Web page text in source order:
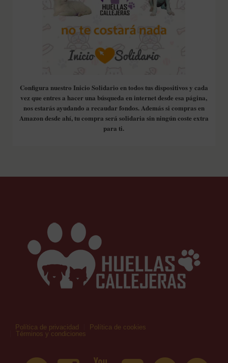
Configura nuestro Inicio Solidario en todos tus dispositivos y cada
vez que entres a hacer una búsqueda en internet desde esa página,
nos estarás ayudando a recaudar fondos. Además si compras en
Amazon desde ahí, tu compra será solidaria sin ningún coste extra
para ti.
Política de privacidad
Política de cookies
Términos y condiciones